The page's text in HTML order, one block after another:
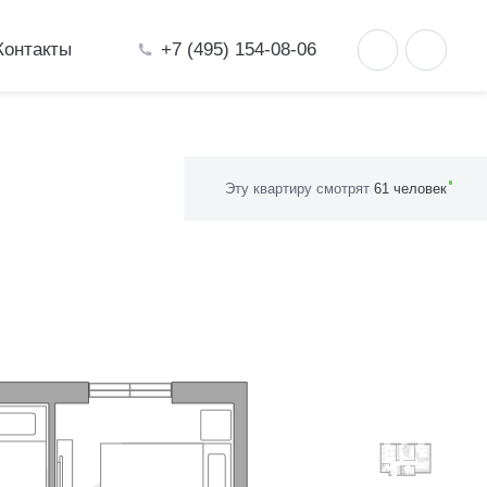
+7 (495) 154-08-06
Эту квартиру смотрят 61 человек